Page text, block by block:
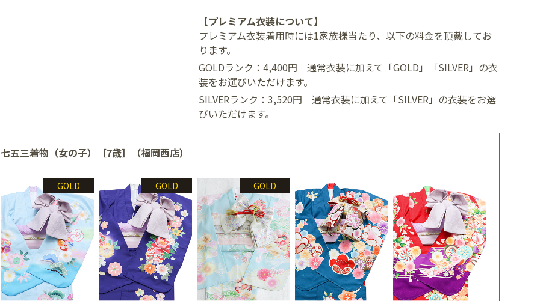
【プレミアム衣装について】
プレミアム衣装着用時には1家族様当たり、以下の料金を頂戴してお
ります。
GOLDランク：4,400円 通常衣装に加えて「GOLD」「SILVER」の衣
装をお選びいただけます。
SILVERランク：3,520円 通常衣装に加えて「SILVER」の衣装をお選
びいただけます。
七五三着物（女の子）［7歳］（福岡西店）
GOLD GOLD GOLD